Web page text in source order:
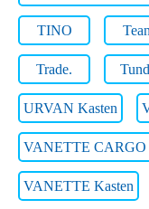
TINO
Trade.
URVAN Kasten
VANETTE CARGO
VANETTE Kasten